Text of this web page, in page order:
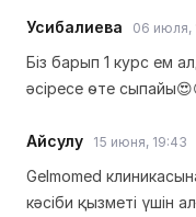
Усибалиева 06 июля,
Біз барып 1 курс ем
әсіресе өте
Айсулу 15 июня, 19:43
Gelmomed
кәсіби қызметі үшін